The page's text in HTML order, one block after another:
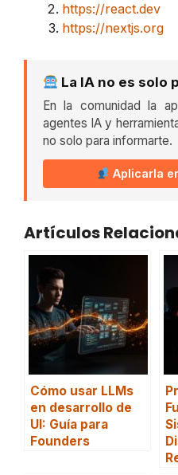
https://react.dev
https://nextjs.org
La IA no es solo
En la comunidad la
agentes IA y
no solo para informarte.
Aplicarla
Artículos
Cómo usar LLMs
en desarrollo de
UI: Guía para
Founders